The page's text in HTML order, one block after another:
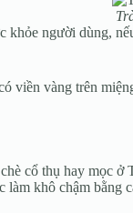
khỏe người dùng,
viền vàng trên
cổ thụ hay mọc
khô chậm